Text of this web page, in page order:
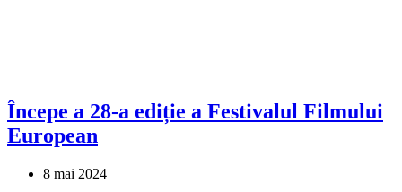
Începe a 28-a ediție a Festivalul Filmului
European
8 mai 2024